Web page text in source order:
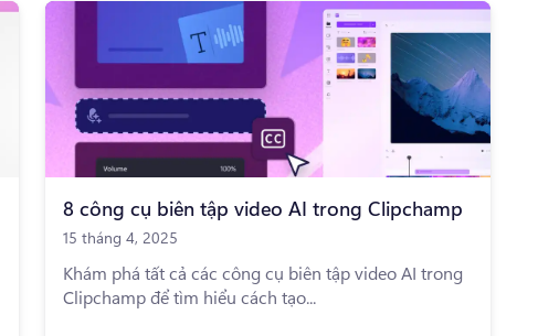
8 công cụ biên tập video AI trong Clipchamp
15 tháng 4, 2025
Khám phá tất cả các công cụ biên tập video AI trong
Clipchamp để tìm hiểu cách tạo...